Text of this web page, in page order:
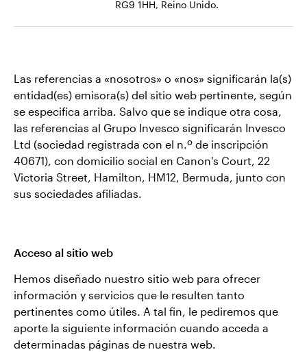
RG9 1HH, Reino Unido.
Las referencias a «nosotros» o «nos» significarán la(s)
entidad(es) emisora(s) del sitio web pertinente, según
se especifica arriba. Salvo que se indique otra cosa,
las referencias al Grupo Invesco significarán Invesco
Ltd (sociedad registrada con el n.º de inscripción
40671), con domicilio social en Canon's Court, 22
Victoria Street, Hamilton, HM12, Bermuda, junto con
sus sociedades afiliadas.
Acceso al sitio web
Hemos diseñado nuestro sitio web para ofrecer
información y servicios que le resulten tanto
pertinentes como útiles. A tal fin, le pediremos que
aporte la siguiente información cuando acceda a
determinadas páginas de nuestra web.